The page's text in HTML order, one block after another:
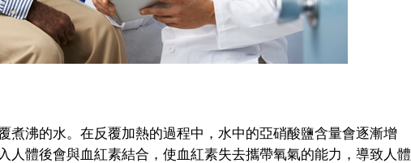
沸的水。在反覆加熱的過程中，水中的亞硝酸鹽含量會逐漸增
人體後會與血紅素結合，使血紅素失去攜帶氧氣的能力，導致人體